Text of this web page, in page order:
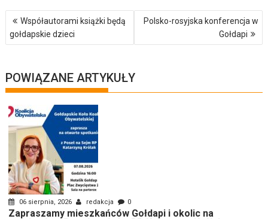
Nawigacja
wpisu
Współautorami książki będą
gołdapskie dzieci
Polsko-rosyjska konferencja w
Gołdapi
POWIĄZANE ARTYKUŁY
06 sierpnia, 2026 redakcja 0
Zapraszamy mieszkańców Gołdapi i okolic na